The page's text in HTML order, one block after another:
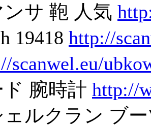
サ 鞄 人気
19418 http://
scanwel.eu/
ド 腕時計 http://
ェルクラン ブ